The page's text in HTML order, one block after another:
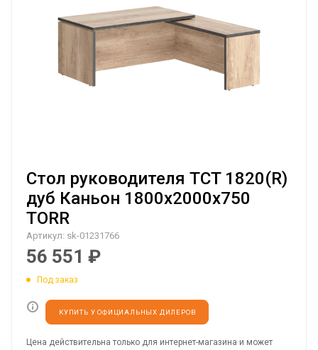
Стол руководителя TCT 1820(R)
дуб Каньон 1800х2000х750
TORR
Артикул: sk-01231766
56 551 ₽
Под заказ
КУПИТЬ У ОФИЦИАЛЬНЫХ ДИЛЕРОВ
Цена действительна только для интернет-магазина и может